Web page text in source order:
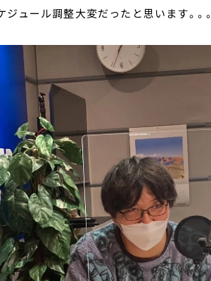
ュール調整大変だったと思います。。。